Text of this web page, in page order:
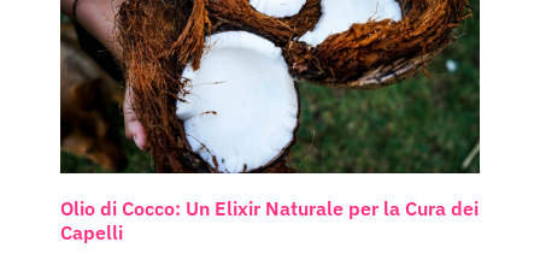
Olio di Cocco: Un Elixir Naturale per la Cura dei
Capelli